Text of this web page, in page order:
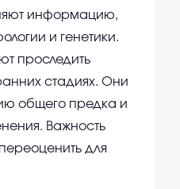
информацию,
и генетики.
проследить
стадиях. Они
общего предка и
Важность
для